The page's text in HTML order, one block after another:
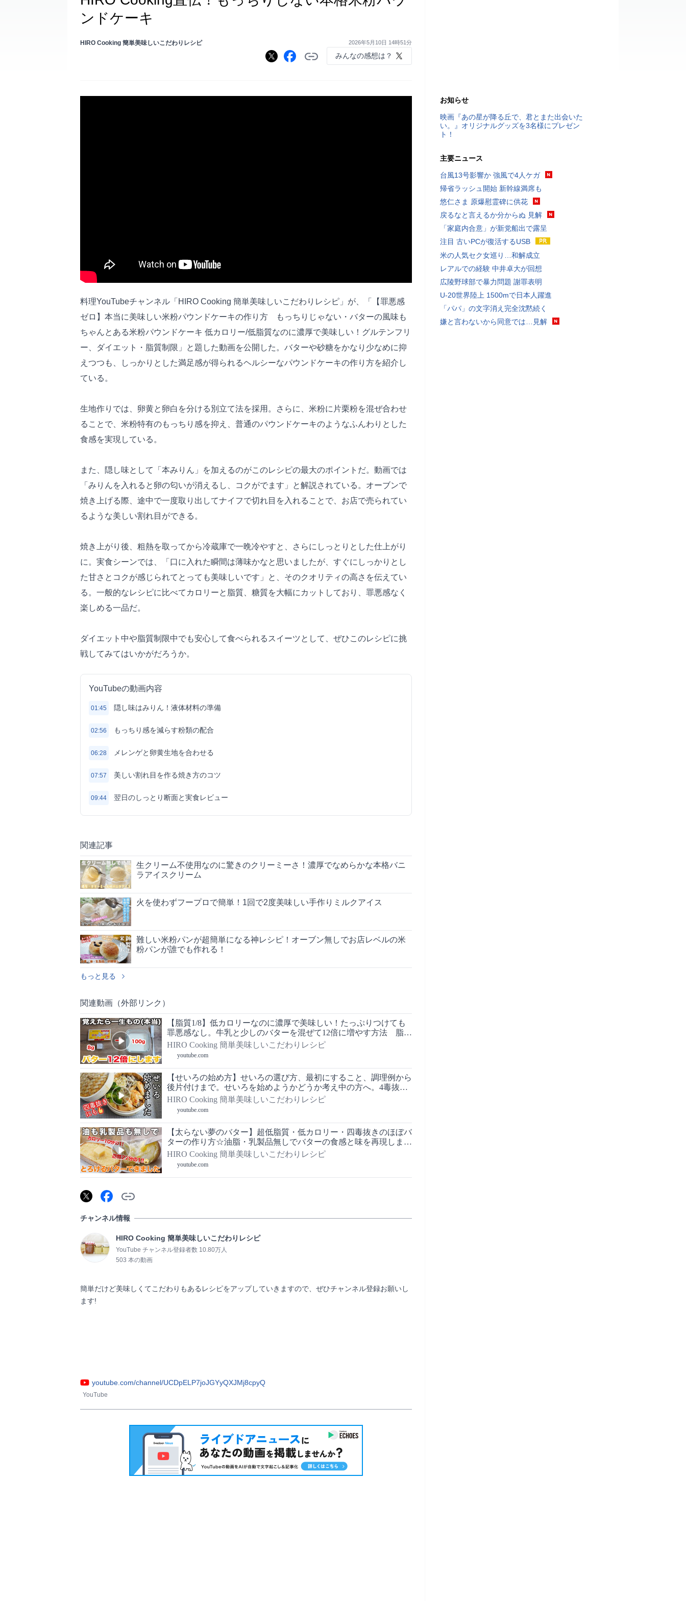
ンドケーキ
HIRO Cooking 簡単美味しいこだわりレシピ 2026年5月10日 14時51分
みんなの感想は？
料理YouTubeチャンネル「HIRO Cooking 簡単美味しいこだわりレシピ」が、「【罪悪感
ゼロ】本当に美味しい米粉パウンドケーキの作り方 もっちりじゃない・バターの風味も
ちゃんとある米粉パウンドケーキ 低カロリー/低脂質なのに濃厚で美味しい！グルテンフリ
ー、ダイエット・脂質制限」と題した動画を公開した。バターや砂糖をかなり少なめに抑
えつつも、しっかりとした満足感が得られるヘルシーなパウンドケーキの作り方を紹介し
ている。
生地作りでは、卵黄と卵白を分ける別立て法を採用。さらに、米粉に片栗粉を混ぜ合わせ
ることで、米粉特有のもっちり感を抑え、普通のパウンドケーキのようなふんわりとした
食感を実現している。
また、隠し味として「本みりん」を加えるのがこのレシピの最大のポイントだ。動画では
「みりんを入れると卵の匂いが消えるし、コクがでます」と解説されている。オーブンで
焼き上げる際、途中で一度取り出してナイフで切れ目を入れることで、お店で売られてい
るような美しい割れ目ができる。
焼き上がり後、粗熱を取ってから冷蔵庫で一晩冷やすと、さらにしっとりとした仕上がり
に。実食シーンでは、「口に入れた瞬間は薄味かなと思いましたが、すぐにしっかりとし
た甘さとコクが感じられてとっても美味しいです」と、そのクオリティの高さを伝えてい
る。一般的なレシピに比べてカロリーと脂質、糖質を大幅にカットしており、罪悪感なく
楽しめる一品だ。
ダイエット中や脂質制限中でも安心して食べられるスイーツとして、ぜひこのレシピに挑
戦してみてはいかがだろうか。
YouTubeの動画内容
01:45 隠し味はみりん！液体材料の準備
02:56 もっちり感を減らす粉類の配合
06:28 メレンゲと卵黄生地を合わせる
07:57 美しい割れ目を作る焼き方のコツ
09:44 翌日のしっとり断面と実食レビュー
関連記事
生クリーム不使用なのに驚きのクリーミーさ！濃厚でなめらかな本格バニ
ラアイスクリーム
火を使わずフープロで簡単！1回で2度美味しい手作りミルクアイス
難しい米粉パンが超簡単になる神レシピ！オーブン無しでお店レベルの米
粉パンが誰でも作れる！
もっと見る
関連動画（外部リンク）
【脂質1/8】低カロリーなのに濃厚で美味しい！たっぷりつけても
罪悪感なし。牛乳と少しのバターを混ぜて12倍に増やす方法 脂質
制限・ダイエット・節約にも!! 四毒抜きレシピではありません。
HIRO Cooking 簡単美味しいこだわりレシピ
youtube.com
【せいろの始め方】せいろの選び方、最初にすること、調理例から
後片付けまで。せいろを始めようかどうか考え中の方へ。4毒抜き
にもぴったり。
HIRO Cooking 簡単美味しいこだわりレシピ
youtube.com
【太らない夢のバター】超低脂質・低カロリー・四毒抜きのほぼバ
ターの作り方☆油脂・乳製品無しでバターの食感と味を再現しまし
た。四毒抜き・脂質制限・ダイエット・節約にも!! バター風スプ
レッド
HIRO Cooking 簡単美味しいこだわりレシピ
youtube.com
チャンネル情報
HIRO Cooking 簡単美味しいこだわりレシピ
YouTube チャンネル登録者数 10.80万人
503 本の動画
簡単だけど美味しくてこだわりもあるレシピをアップしていきますので、ぜひチャンネル登録お願いし
ます!
youtube.com/channel/UCDpELP7joJGYyQXJMj8cpyQ
YouTube
お知らせ
映画『あの星が降る丘で、君とまた出会いた
い。』オリジナルグッズを3名様にプレゼン
ト！
主要ニュース
台風13号影響か 強風で4人ケガ
帰省ラッシュ開始 新幹線満席も
悠仁さま 原爆慰霊碑に供花
戻るなと言えるか分からぬ 見解
「家庭内合意」が新党船出で露呈
注目 古いPCが復活するUSB
米の人気セク女巡り…和解成立
レアルでの経験 中井卓大が回想
広陵野球部で暴力問題 謝罪表明
U-20世界陸上 1500mで日本人躍進
「パパ」の文字消え完全沈黙続く
嫌と言わないから同意では…見解